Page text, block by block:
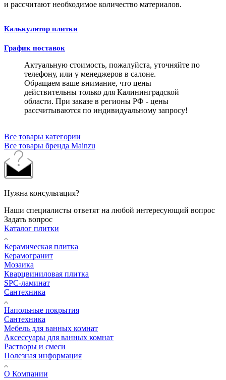
и рассчитают необходимое количество материалов.
Калькулятор плитки
График поставок
Актуальную стоимость, пожалуйста, уточняйте по
телефону, или у менеджеров в салоне.
Обращаем ваше внимание, что цены
действительны только для Калининградской
области. При заказе в регионы РФ - цены
рассчитываются по индивидуальному запросу!
Все товары категории
Все товары бренда Mainzu
Нужна консультация?
Наши специалисты ответят на любой интересующий вопрос
Задать вопрос
Каталог плитки
Керамическая плитка
Керамогранит
Мозаика
Кварцвиниловая плитка
SPC-ламинат
Сантехника
Напольные покрытия
Сантехника
Мебель для ванных комнат
Аксессуары для ванных комнат
Растворы и смеси
Полезная информация
О Компании